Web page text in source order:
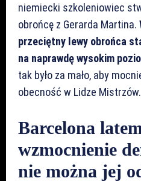
niemiecki szkoleniowiec
obrońcę z Gerarda Martina.
przeciętny lewy obrońca
na naprawdę wysokim
tak było za mało, aby
obecność w Lidze Mistrzów.
Barcelona
wzmocnienie
nie można jej